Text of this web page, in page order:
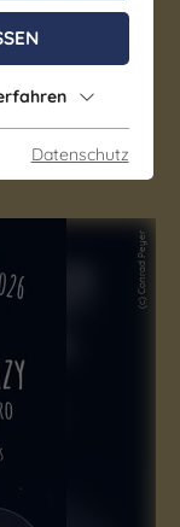
zu
Uhr
(c) Conrad Peyer
Datenschutz